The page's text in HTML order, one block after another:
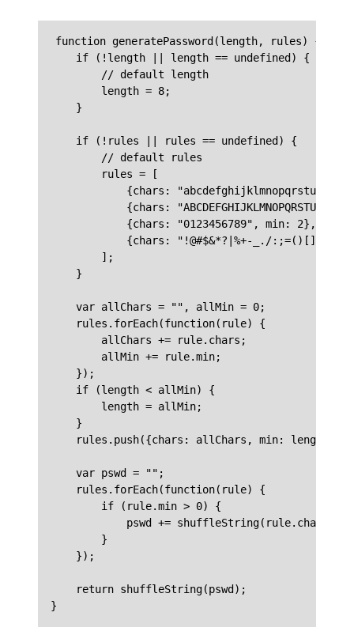
function generatePassword(length, rules) {
    if (!length || length == undefined) {
        // default length
        length = 8;
    }
    if (!rules || rules == undefined) {
        // default rules
        rules = [
{chars:
{chars:
            {chars: "0123456789", min: 2},
{chars: "!@#$&*?|%+-_./:;=()[]{}",
        ];
    }
    var allChars = "", allMin = 0;
    rules.forEach(function(rule) {
        allChars += rule.chars;
        allMin += rule.min;
    });
    if (length < allMin) {
        length = allMin;
    }
rules.push({chars: allChars, min: length -
    var pswd = "";
    rules.forEach(function(rule) {
        if (rule.min > 0) {
pswd += shuffleString(rule.chars,
        }
    });
    return shuffleString(pswd);